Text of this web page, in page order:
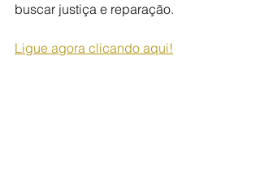
buscar justiça e reparação.
Ligue agora clicando aqui!